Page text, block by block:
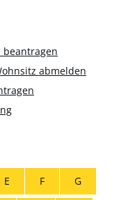
beantragen
abmelden
E F G